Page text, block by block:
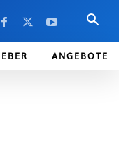
ANGEBOTE